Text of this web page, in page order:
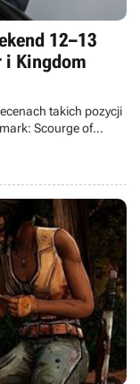
12–13
i Kingdom
takich pozycji
Scourge of
Sniper i